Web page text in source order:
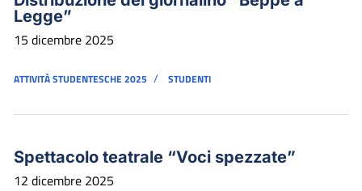
Legge”
15 dicembre 2025
ATTIVITÀ STUDENTESCHE 2025 / STUDENTI
Spettacolo teatrale “Voci spezzate”
12 dicembre 2025